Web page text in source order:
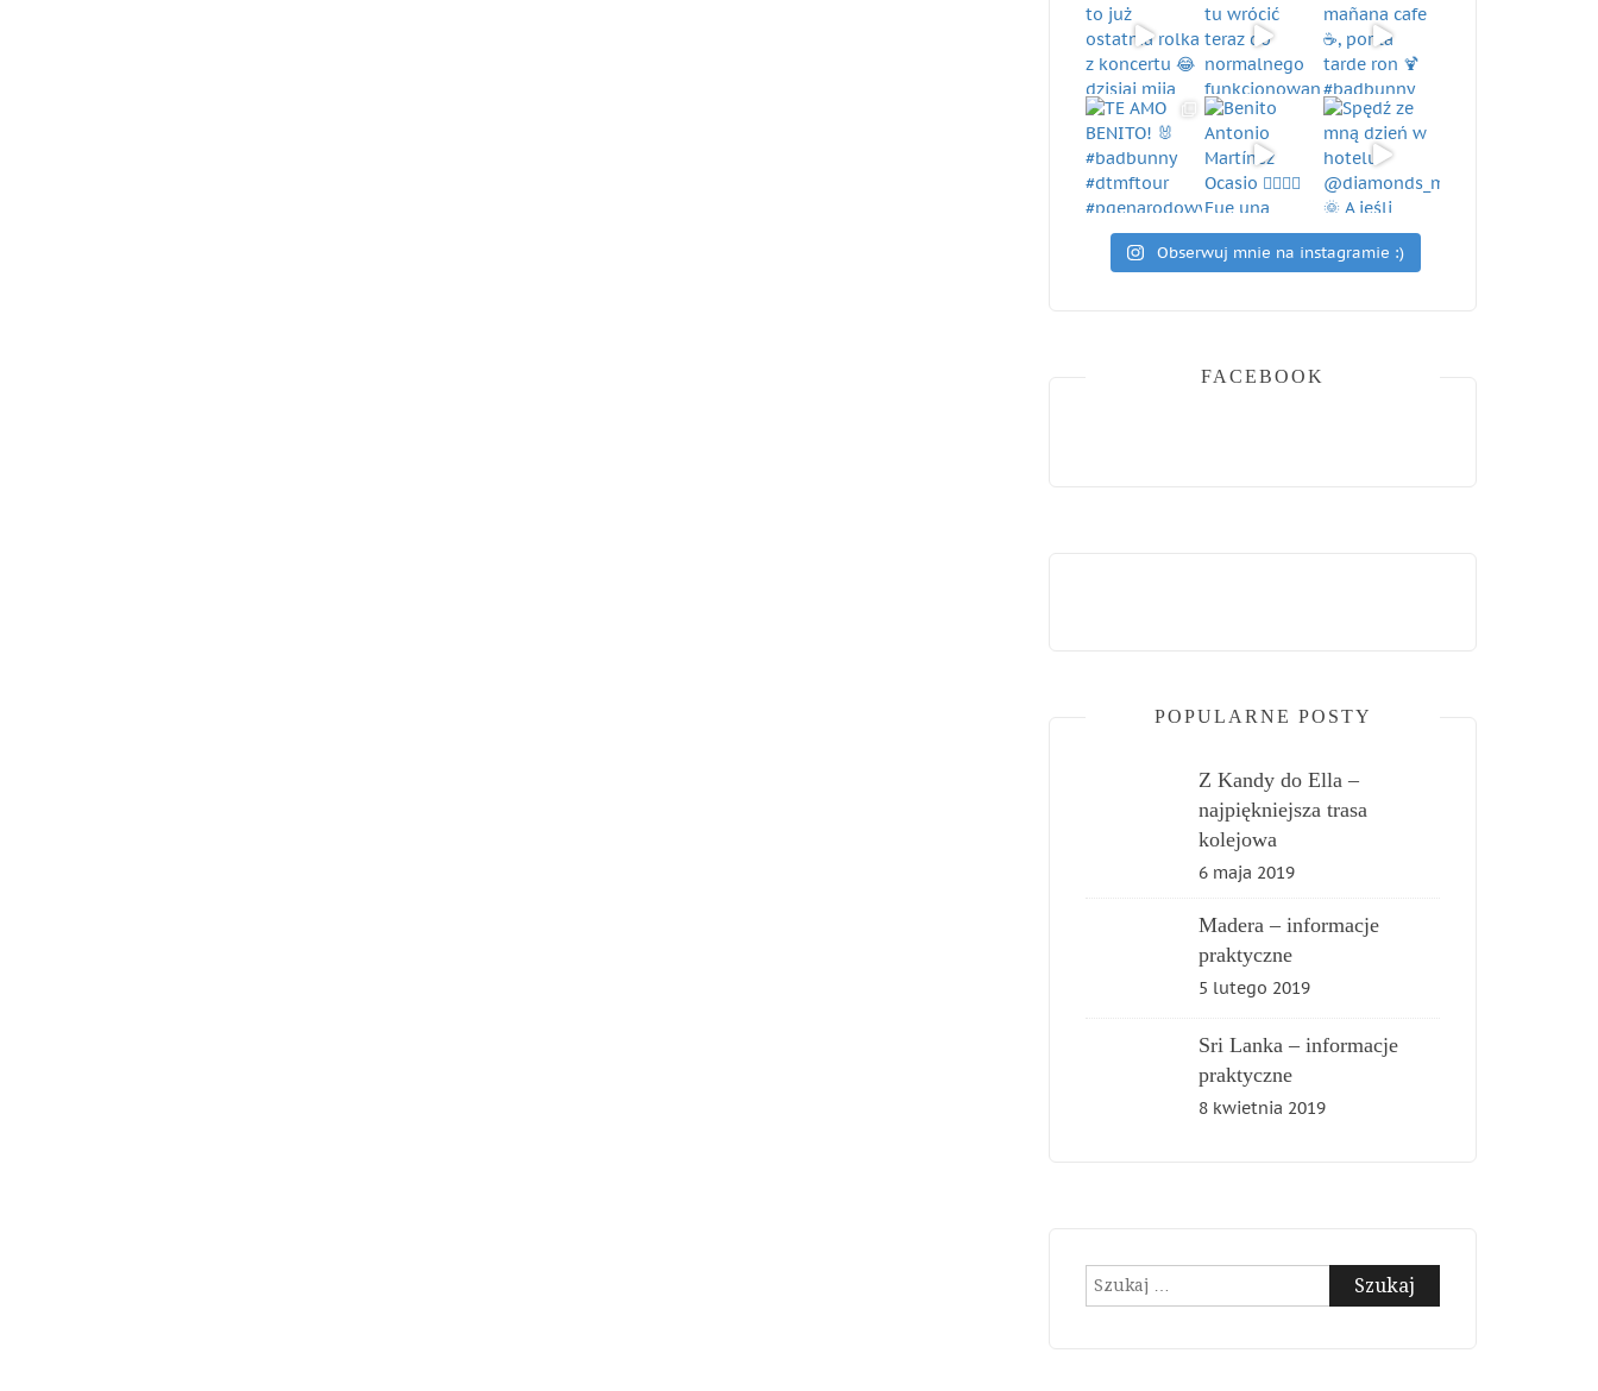
Obserwuj mnie na instagramie :)
FACEBOOK
POPULARNE POSTY
Z Kandy do Ella –
najpiękniejsza trasa
kolejowa
6 maja 2019
Madera – informacje
praktyczne
5 lutego 2019
Sri Lanka – informacje
praktyczne
8 kwietnia 2019
Szukaj: